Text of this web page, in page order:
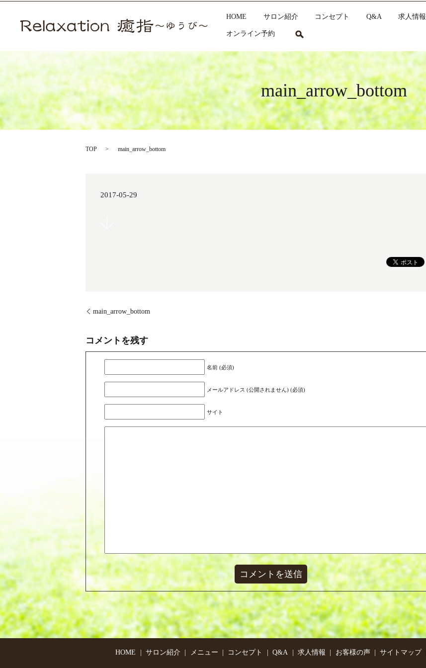
HOME サロン紹介 コンセプト Q&A 求人情報
オンライン予約
main_arrow_bottom
TOP main_arrow_bottom
2017-05-29
main_arrow_bottom
コメントを残す
名前 (必須)
メールアドレス (公開されません) (必須)
サイト
HOME サロン紹介 メニュー コンセプト Q&A 求人情報 お客様の声 サイトマップ